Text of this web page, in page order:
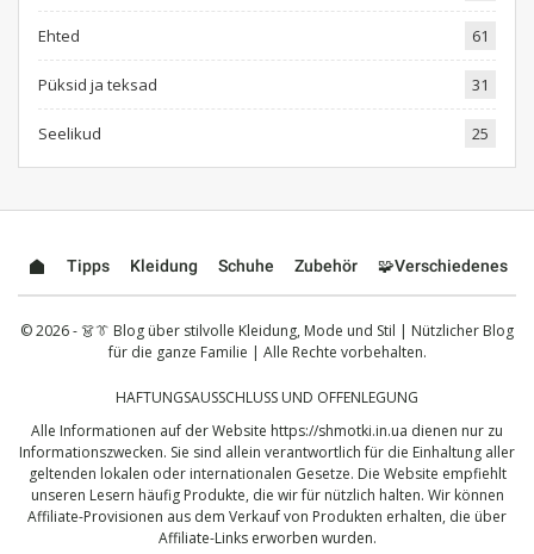
Ehted 61
Püksid ja teksad 31
Seelikud 25
Tipps Kleidung Schuhe Zubehör 🧩Verschiedenes
© 2026 - 👗👔 Blog über stilvolle Kleidung, Mode und Stil | Nützlicher Blog
für die ganze Familie | Alle Rechte vorbehalten.
HAFTUNGSAUSSCHLUSS UND OFFENLEGUNG
Alle Informationen auf der Website https://shmotki.in.ua dienen nur zu
Informationszwecken. Sie sind allein verantwortlich für die Einhaltung aller
geltenden lokalen oder internationalen Gesetze. Die Website empfiehlt
unseren Lesern häufig Produkte, die wir für nützlich halten. Wir können
Affiliate-Provisionen aus dem Verkauf von Produkten erhalten, die über
Affiliate-Links erworben wurden.